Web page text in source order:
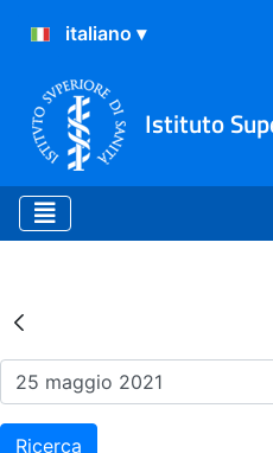
Istituto
Risultati
Ricerca